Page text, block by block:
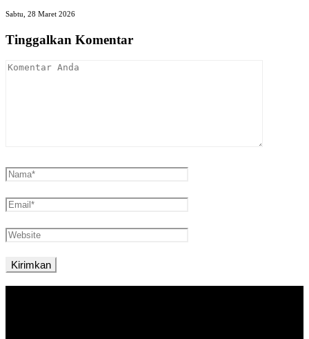
Sabtu, 28 Maret 2026
Tinggalkan Komentar